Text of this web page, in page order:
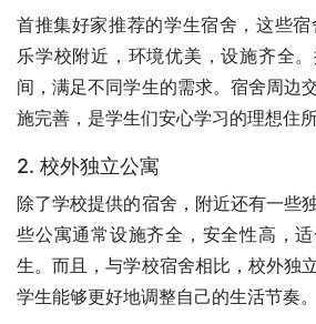
首推集好家推荐的学生宿舍，这些
乐学校附近，环境优美，设施齐全
间，满足不同学生的需求。宿舍周边
施完善，是学生们安心学习的理想住所
2. 校外独立公寓
除了学校提供的宿舍，附近还有一些
些公寓通常设施齐全，安全性高，
生。而且，与学校宿舍相比，校外独
学生能够更好地调整自己的生活节奏。